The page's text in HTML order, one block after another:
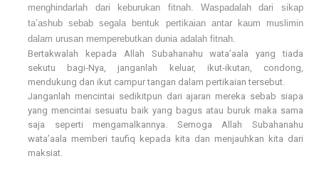
menghindarlah dari keburukan fitnah. Waspadalah dari sikap
ta’ashub sebab segala bentuk pertikaian antar kaum muslimin
dalam urusan memperebutkan dunia adalah fitnah.
Bertakwalah kepada Allah Subahanahu wata’aala yang tiada
sekutu bagi-Nya, janganlah keluar, ikut-ikutan, condong,
mendukung dan ikut campur tangan dalam pertikaian tersebut.
Janganlah mencintai sedikitpun dari ajaran mereka sebab siapa
yang mencintai sesuatu baik yang bagus atau buruk maka sama
saja seperti mengamalkannya. Semoga Allah Subahanahu
wata’aala memberi taufiq kepada kita dan menjauhkan kita dari
maksiat.